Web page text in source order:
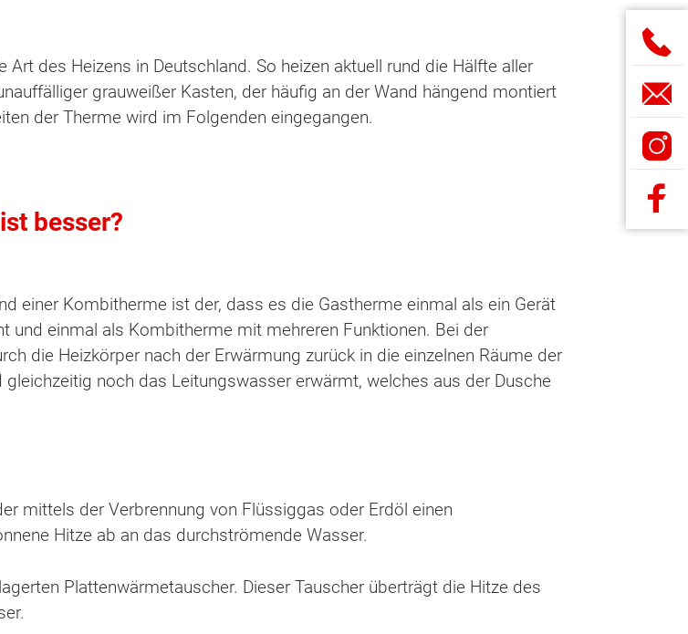
des Heizens in Deutschland. So heizen aktuell rund die Hälfte aller
grauweißer Kasten, der häufig an der Wand hängend montiert
der Therme wird im Folgenden eingegangen.
besser?
einer Kombitherme ist der, dass es die Gastherme einmal als ein Gerät
und einmal als Kombitherme mit mehreren Funktionen. Bei der
die Heizkörper nach der Erwärmung zurück in die einzelnen Räume der
noch das Leitungswasser erwärmt, welches aus der Dusche
mittels der Verbrennung von Flüssiggas oder Erdöl einen
Hitze ab an das durchströmende Wasser.
Plattenwärmetauscher. Dieser Tauscher überträgt die Hitze des